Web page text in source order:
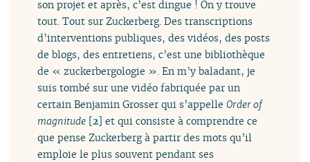
son projet et après, c’est dingue ! On y trouve
tout. Tout sur Zuckerberg. Des transcriptions
d’interventions publiques, des vidéos, des posts
de blogs, des entretiens, c’est une bibliothèque
de « zuckerbergologie ». En m’y baladant, je
suis tombé sur une vidéo fabriquée par un
certain Benjamin Grosser qui s’appelleOrder of
magnitude [2] et qui consiste à comprendre ce
que pense Zuckerberg à partir des mots qu’il
emploie le plus souvent pendant ses